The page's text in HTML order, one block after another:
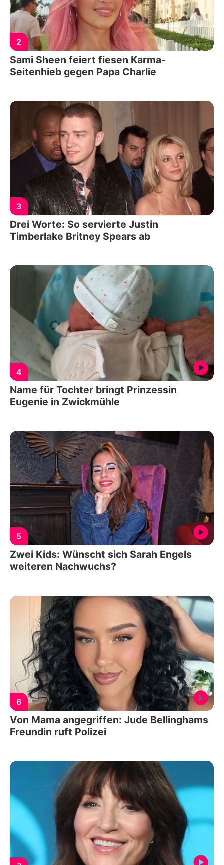
2
Sami Sheen feiert fiesen Karma-
Seitenhieb gegen Papa Charlie
3
Drei Worte: So servierte Justin
Timberlake Britney Spears ab
4
Name für Tochter bringt Prinzessin
Eugenie in Zwickmühle
5
Zwei Kids: Wünscht sich Sarah Engels
weiteren Nachwuchs?
6
Von Mama angegriffen: Jude Bellinghams
Freundin ruft Polizei